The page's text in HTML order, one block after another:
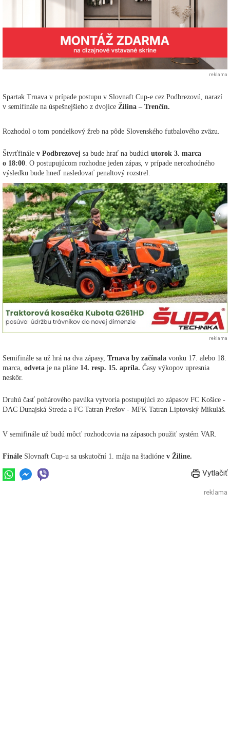
reklama
Spartak Trnava v prípade postupu v Slovnaft Cup-e cez Podbrezovú, narazí
v semifinále na úspešnejšieho z dvojice Žilina – Trenčín.
Rozhodol o tom pondelkový žreb na pôde Slovenského futbalového zväzu.
Štvrťfinále v Podbrezovej sa bude hrať na budúci utorok 3. marca
o 18:00 . O postupujúcom rozhodne jeden zápas, v prípade nerozhodného
výsledku bude hneď nasledovať penaltový rozstrel.
reklama
Semifinále sa už hrá na dva zápasy, Trnava by začínala vonku 17. alebo 18.
marca, odveta je na pláne 14. resp. 15. apríla. Časy výkopov upresnia
neskôr.
Druhú časť pohárového pavúka vytvoria postupujúci zo zápasov FC Košice -
DAC Dunajská Streda a FC Tatran Prešov - MFK Tatran Liptovský Mikuláš.
V semifinále už budú môcť rozhodcovia na zápasoch použiť systém VAR.
Finále Slovnaft Cup-u sa uskutoční 1. mája na štadióne v Žiline.
Vytlačiť
reklama